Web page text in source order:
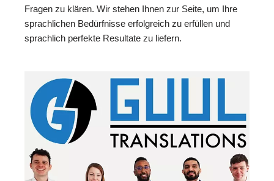
Fragen zu klären. Wir stehen Ihnen zur Seite, um Ihre
sprachlichen Bedürfnisse erfolgreich zu erfüllen und
sprachlich perfekte Resultate zu liefern.